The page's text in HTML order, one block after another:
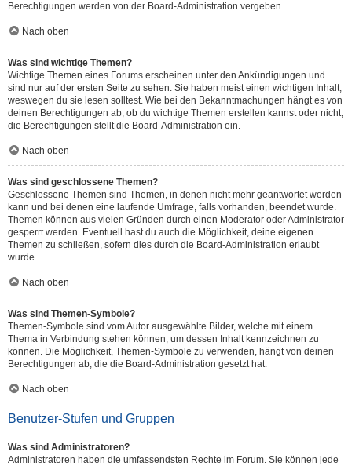
Berechtigungen werden von der Board-Administration vergeben.
Nach oben
Was sind wichtige Themen?
Wichtige Themen eines Forums erscheinen unter den Ankündigungen und
sind nur auf der ersten Seite zu sehen. Sie haben meist einen wichtigen Inhalt,
weswegen du sie lesen solltest. Wie bei den Bekanntmachungen hängt es von
deinen Berechtigungen ab, ob du wichtige Themen erstellen kannst oder nicht;
die Berechtigungen stellt die Board-Administration ein.
Nach oben
Was sind geschlossene Themen?
Geschlossene Themen sind Themen, in denen nicht mehr geantwortet werden
kann und bei denen eine laufende Umfrage, falls vorhanden, beendet wurde.
Themen können aus vielen Gründen durch einen Moderator oder Administrator
gesperrt werden. Eventuell hast du auch die Möglichkeit, deine eigenen
Themen zu schließen, sofern dies durch die Board-Administration erlaubt
wurde.
Nach oben
Was sind Themen-Symbole?
Themen-Symbole sind vom Autor ausgewählte Bilder, welche mit einem
Thema in Verbindung stehen können, um dessen Inhalt kennzeichnen zu
können. Die Möglichkeit, Themen-Symbole zu verwenden, hängt von deinen
Berechtigungen ab, die die Board-Administration gesetzt hat.
Nach oben
Benutzer-Stufen und Gruppen
Was sind Administratoren?
Administratoren haben die umfassendsten Rechte im Forum. Sie können jede